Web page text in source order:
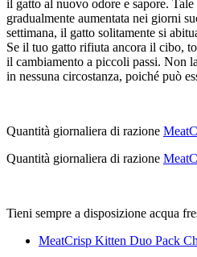
il gatto al nuovo odore e sapore. Tale
gradualmente aumentata nei giorni
settimana, il gatto solitamente si
Se il tuo gatto rifiuta ancora il cibo,
il cambiamento a piccoli passi. Non
in nessuna circostanza, poiché può
Quantità giornaliera di razione
Quantità giornaliera di razione
Tieni sempre a disposizione acqua
MeatCrisp Kitten Duo Pack